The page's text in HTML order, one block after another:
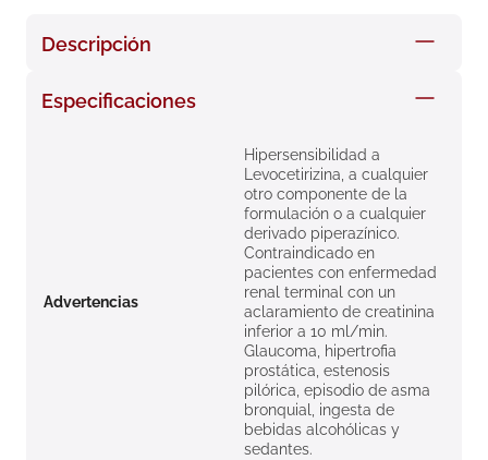
Descripción
Especificaciones
Advertencias
Hipersensibilidad a
Levocetirizina, a cualquier
otro componente de la
formulación o a cualquier
derivado piperazínico.
Contraindicado en
pacientes con enfermedad
renal terminal con un
aclaramiento de creatinina
inferior a 10 ml/min.
Glaucoma, hipertrofia
prostática, estenosis
pilórica, episodio de asma
bronquial, ingesta de
bebidas alcohólicas y
sedantes.
7. degraler
roche posay